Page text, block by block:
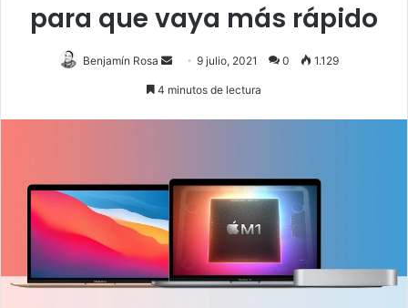
para que vaya más rápido
Benjamín Rosa
Send9 julio, 2021 0 1.129
4 minutos de lectura